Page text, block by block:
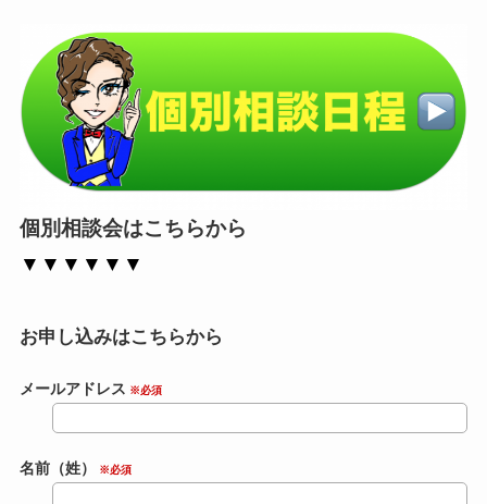
個別相談会はこちらから
▼▼▼▼▼▼
お申し込みはこちらから
メールアドレス ※必須
名前（姓） ※必須